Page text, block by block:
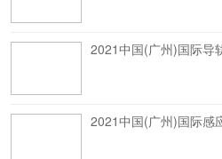
2021中国(广州)国际导
2021中国(广州)国际感